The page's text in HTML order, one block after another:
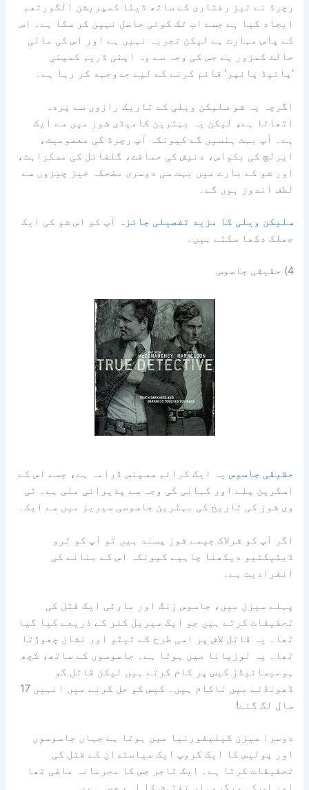
رچرڈ نے تیز رفتاری کے ساتھ ڈیٹا کمپریشن الگورتھم
ایجاد کیا ہے جسے اب تک کوئی حاصل نہیں کر سکا ہے۔ اس
کے پاس مہارت ہے لیکن تجربہ نہیں ہے اور اس کی مالی
حالت کمزور ہے جس کی وجہ سے وہ اپنی ڈریم کمپنی
‘پائیڈ پائپر’ قائم کرنے کے لیے جدوجہد کر رہا ہے۔
اگرچہ یہ شو سلیکن ویلی کے تاریک رازوں سے پردہ
اٹھاتا ہے، لیکن یہ بہترین کامیڈی شوز میں سے ایک
ہے۔ آپ بہت ہنسیں گے کیونکہ آپ رچرڈ کی معصومیت،
ایرلچ کی بکواس، دنیش کی حماقت، گلفائل کی مسکراہٹ،
اور شو کے بارے میں بہت سی دوسری مضحکہ خیز چیزوں سے
لطف اندوز ہوں گے۔
سلیکن ویلی کا مزید تفصیلی جائزہ
آپ کو اس شو کی ایک
جھلک دکھا سکتے ہیں۔
4) حقیقی جاسوس
حقیقی جاسوس یہ ایک کرائم سسپنس ڈرامہ ہے، جسے اس کے
اسکرین پلے اور کہانی کی وجہ سے پذیرائی ملی ہے۔ ٹی
وی شوز کی تاریخ کی بہترین جاسوسی سیریز میں سے ایک۔
اگر آپ کو شرلاک جیسے شوز پسند ہیں تو آپ کو ٹرو
ڈیٹیکٹیو دیکھنا چاہیے کیونکہ اس کے بنانے کی
انفرادیت ہے۔
پہلے سیزن میں، جاسوس زنگ اور مارٹی ایک قتل کی
تحقیقات کرتے ہیں جو ایک سیریل کلر کے ذریعے کیا گیا
تھا۔ یہ قاتل لاش پر اسی طرح کے ٹیٹو اور نشان چھوڑتا
تھا۔ یہ لوزیانا میں ہوتا ہے۔ جاسوسوں کے ساتھ، کچھ
ہومیسائیڈز کیس پر کام کرتے ہیں لیکن قاتل کو
ڈھونڈنے میں ناکام ہیں۔ کیس کو حل کرنے میں انہیں 17
سال لگ گئے!
دوسرا سیزن کیلیفورنیا میں ہوتا ہے جہاں جاسوسوں
اور پولیس کا ایک گروپ ایک سیاستدان کے قتل کی
تحقیقات کرتا ہے۔ ایک تاجر جس کا مجرمانہ ماضی تھا
اور اس کی سرگرمیاں تفتیش کا اہم حصہ ہیں۔